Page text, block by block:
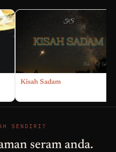
Kisah Sadam
SENDIRI?
seram anda.